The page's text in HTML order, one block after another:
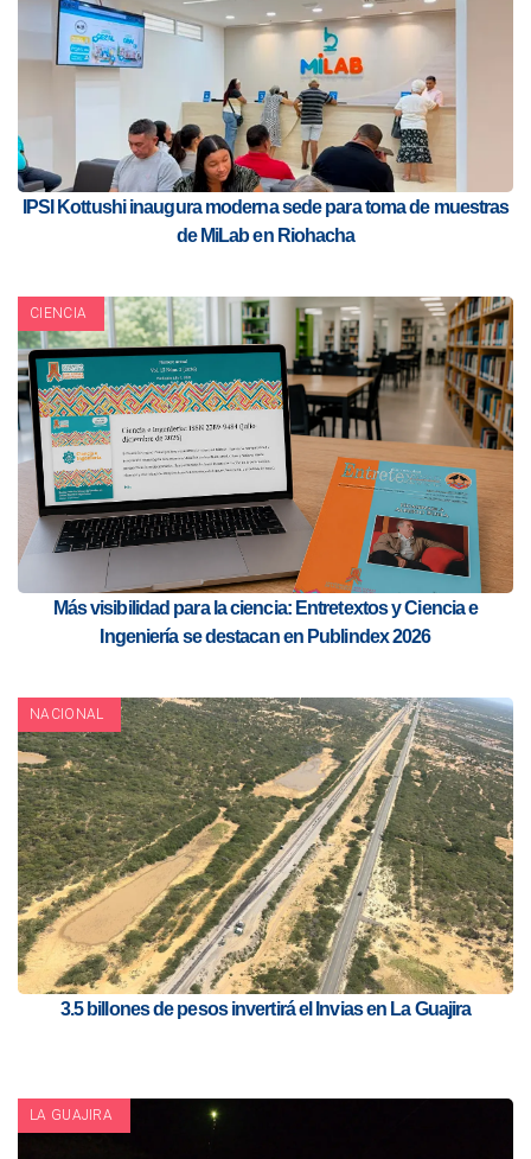
IPSI Kottushi inaugura moderna sede para toma de muestras
de MiLab en Riohacha
CIENCIA
Más visibilidad para la ciencia: Entretextos y Ciencia e
Ingeniería se destacan en Publindex 2026
NACIONAL
3.5 billones de pesos invertirá el Invias en La Guajira
LA GUAJIRA